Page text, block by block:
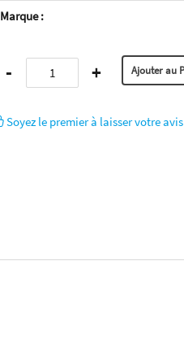
Marque :
- +
Soyez le premier à laisser votre